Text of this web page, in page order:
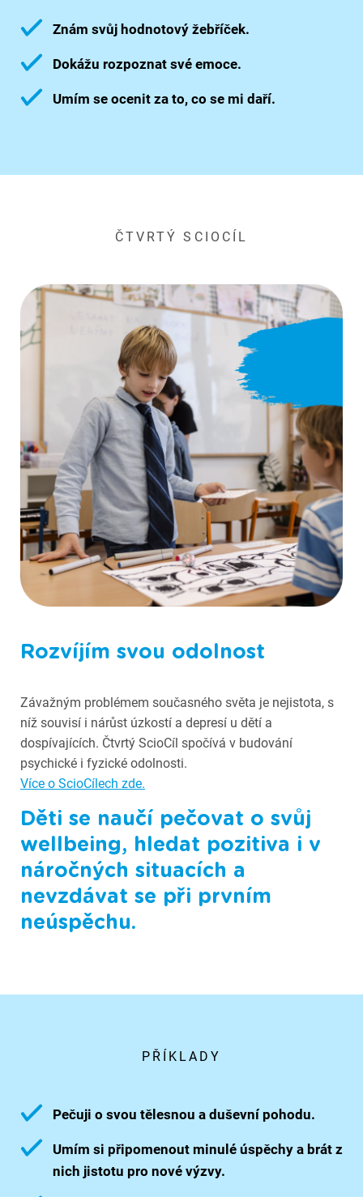
Znám svůj hodnotový žebříček.
Dokážu rozpoznat své emoce.
Umím se ocenit za to, co se mi daří.
ČTVRTÝ SCIOCÍL
Rozvíjím svou odolnost
Závažným problémem současného světa je nejistota, s
níž souvisí i nárůst úzkostí a depresí u dětí a
dospívajících. Čtvrtý ScioCíl spočívá v budování
psychické i fyzické odolnosti.
Více o ScioCílech zde.
Děti se naučí pečovat o svůj
wellbeing, hledat pozitiva i v
náročných situacích a
nevzdávat se při prvním
neúspěchu.
PŘÍKLADY
Pečuji o svou tělesnou a duševní pohodu.
Umím si připomenout minulé úspěchy a brát z
nich jistotu pro nové výzvy.